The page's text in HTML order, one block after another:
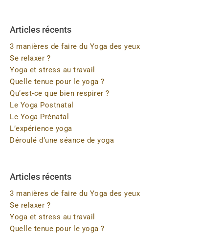
Articles récents
3 manières de faire du Yoga des yeux
Se relaxer ?
Yoga et stress au travail
Quelle tenue pour le yoga ?
Qu’est-ce que bien respirer ?
Le Yoga Postnatal
Le Yoga Prénatal
L’expérience yoga
Déroulé d’une séance de yoga
Articles récents
3 manières de faire du Yoga des yeux
Se relaxer ?
Yoga et stress au travail
Quelle tenue pour le yoga ?